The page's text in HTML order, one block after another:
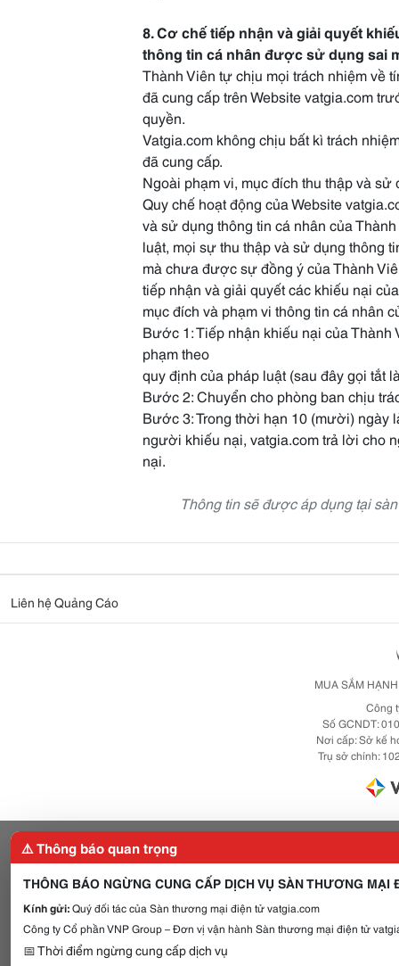
8. Cơ chế tiếp nhận và giải quyết
thông tin cá nhân được sử dụng sai
Thành Viên tự chịu mọi trách nhiệm về
đã cung cấp trên Website vatgia.com
quyền.
Vatgia.com không chịu bất kì trách
đã cung cấp.
Ngoài phạm vi, mục đích thu thập và
Quy chế hoạt động của Website
và sử dụng thông tin cá nhân của
luật, mọi sự thu thập và sử dụng thông
mà chưa được sự đồng ý của Thành
tiếp nhận và giải quyết các khiếu nại
mục đích và phạm vi thông tin cá nhân
Bước 1: Tiếp nhận khiếu nại của
phạm theo
quy định của pháp luật (sau đây gọi tắt
Bước 2: Chuyển cho phòng ban chịu
Bước 3: Trong thời hạn 10 (mười)
người khiếu nại, vatgia.com trả lời cho
nại.
Thông tin sẽ được áp dụng tại
Liên hệ Quảng Cáo
MUA SẮM
Công
Số GCNDT:
Nơi cấp: Sở kế
Trụ sở chính:
⚠️ Thông báo quan trọng
THÔNG BÁO NGỪNG CUNG CẤP DỊCH VỤ SÀN THƯƠNG MẠI
Kính gửi:Quý đối tác của Sàn thương mại điện tử vatgia.com
Công ty Cổ phần VNP Group – Đơn vị vận hành Sàn thương mại điện tử
📅 Thời điểm ngừng cung cấp dịch vụ